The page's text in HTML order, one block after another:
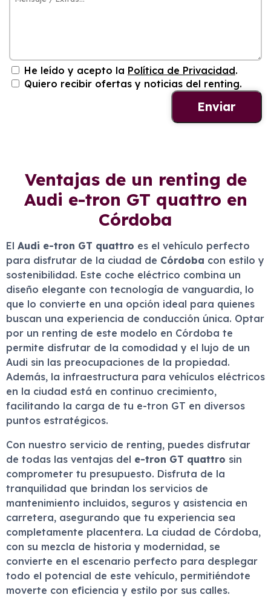
He leído y acepto la Política de Privacidad.
Quiero recibir ofertas y noticias del renting.
Ventajas de un renting de
Audi e-tron GT quattro en
Córdoba
El Audi e-tron GT quattro es el vehículo perfecto
para disfrutar de la ciudad de Córdoba con estilo y
sostenibilidad. Este coche eléctrico combina un
diseño elegante con tecnología de vanguardia, lo
que lo convierte en una opción ideal para quienes
buscan una experiencia de conducción única. Optar
por un renting de este modelo en Córdoba te
permite disfrutar de la comodidad y el lujo de un
Audi sin las preocupaciones de la propiedad.
Además, la infraestructura para vehículos eléctricos
en la ciudad está en continuo crecimiento,
facilitando la carga de tu e-tron GT en diversos
puntos estratégicos.
Con nuestro servicio de renting, puedes disfrutar
de todas las ventajas del e-tron GT quattro sin
comprometer tu presupuesto. Disfruta de la
tranquilidad que brindan los servicios de
mantenimiento incluidos, seguros y asistencia en
carretera, asegurando que tu experiencia sea
completamente placentera. La ciudad de Córdoba,
con su mezcla de historia y modernidad, se
convierte en el escenario perfecto para desplegar
todo el potencial de este vehículo, permitiéndote
moverte con eficiencia y estilo por sus calles.